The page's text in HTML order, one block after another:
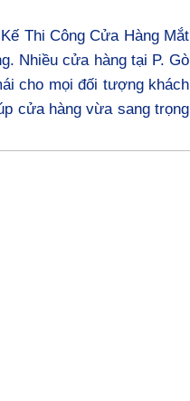
Thi Công Cửa Hàng Mắt
Nhiều cửa hàng tại P. Gò
cho mọi đối tượng khách
cửa hàng vừa sang trọng